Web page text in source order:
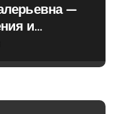
—
и